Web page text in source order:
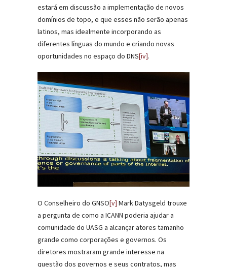
estará em discussão a implementação de novos
domínios de topo, e que esses não serão apenas
latinos, mas idealmente incorporando as
diferentes línguas do mundo e criando novas
oportunidades no espaço do DNS[iv].
O Conselheiro do GNSO[v] Mark Datysgeld trouxe
a pergunta de como a ICANN poderia ajudar a
comunidade do UASG a alcançar atores tamanho
grande como corporações e governos. Os
diretores mostraram grande interesse na
questão dos governos e seus contratos, mas